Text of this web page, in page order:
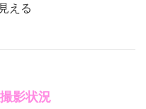
える
影状況